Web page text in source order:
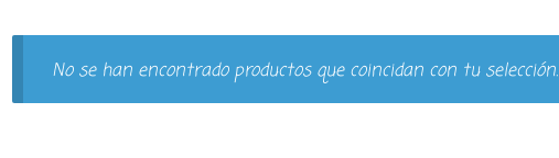
No se han encontrado productos que coincidan con tu selección.